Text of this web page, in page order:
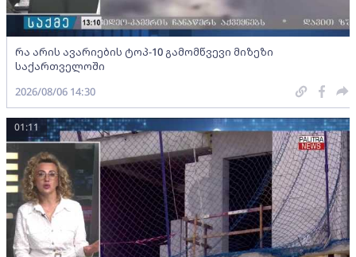
რა არის ავარიების ტოპ-10 გამომწვევი მიზეზი
საქართველოში
2026/08/06 14:30
01:11